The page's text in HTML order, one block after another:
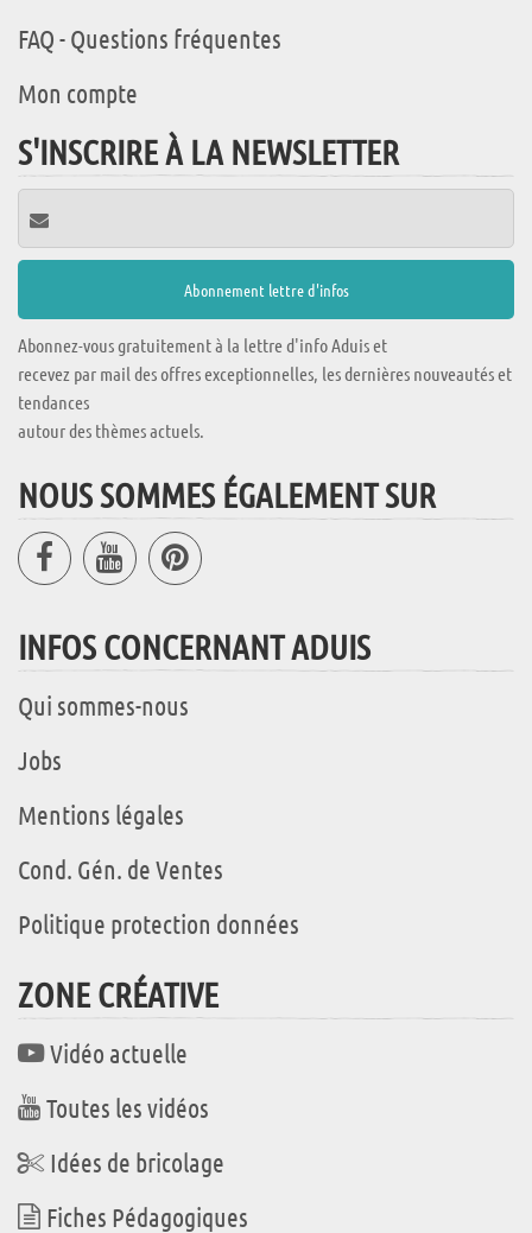
FAQ - Questions fréquentes
Mon compte
S'INSCRIRE À LA NEWSLETTER
Abonnez-vous gratuitement à la lettre d'info Aduis et
recevez par mail des offres exceptionnelles, les dernières nouveautés et
tendances
autour des thèmes actuels.
NOUS SOMMES ÉGALEMENT SUR
INFOS CONCERNANT ADUIS
Qui sommes-nous
Jobs
Mentions légales
Cond. Gén. de Ventes
Politique protection données
ZONE CRÉATIVE
Vidéo actuelle
Toutes les vidéos
Idées de bricolage
Fiches Pédagogiques